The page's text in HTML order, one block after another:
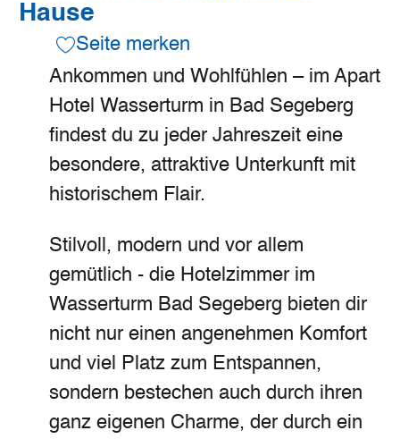
Hause
Seite merken
Ankommen und Wohlfühlen – im Apart
Hotel Wasserturm in Bad Segeberg
findest du zu jeder Jahreszeit eine
besondere, attraktive Unterkunft mit
historischem Flair.
Stilvoll, modern und vor allem
gemütlich - die Hotelzimmer im
Wasserturm Bad Segeberg bieten dir
nicht nur einen angenehmen Komfort
und viel Platz zum Entspannen,
sondern bestechen auch durch ihren
ganz eigenen Charme, der durch ein